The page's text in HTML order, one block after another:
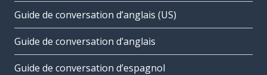
Guide de conversation d’anglais (US)
Guide de conversation d’anglais
Guide de conversation d’espagnol